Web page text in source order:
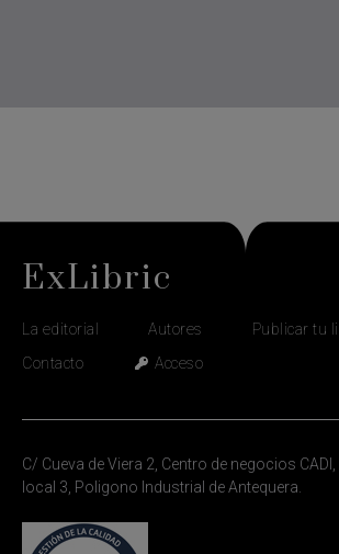
ExLibric
La editorial Autores
Publicar tu
Contacto
Acceso
C/ Cueva de Viera 2, Centro de negocios
local 3, Poligono Industrial de Antequera.